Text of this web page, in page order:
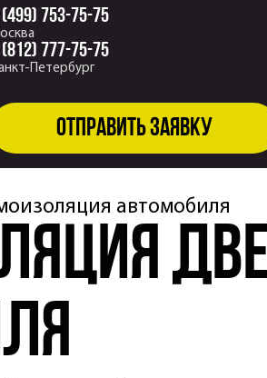
753-75-75
777-75-75
Петербург
Отправить заявку
автомобиля